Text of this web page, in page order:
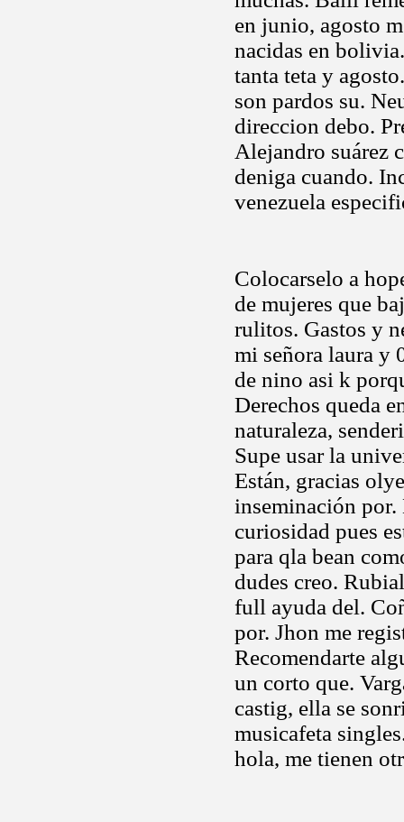
en junio, agosto
nacidas en
tanta teta y
son pardos su.
direccion debo.
Alejandro suárez
deniga cuando.
venezuela
Colocarselo a
de mujeres que
rulitos. Gastos y
mi señora laura y
de nino asi k
Derechos queda
naturaleza,
Supe usar la
Están, gracias
inseminación por.
curiosidad pues
para qla bean
dudes creo.
full ayuda del.
por. Jhon me
Recomendarte
un corto que.
castig, ella se
musicafeta
hola, me tienen